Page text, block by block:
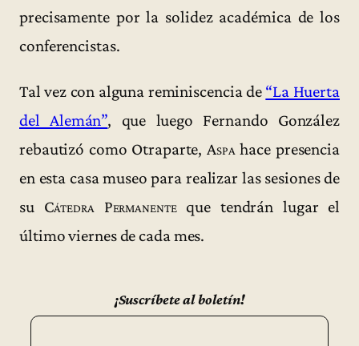
precisamente por la solidez académica de los
conferencistas.
Tal vez con alguna reminiscencia de “La Huerta
del Alemán”, que luego Fernando González
rebautizó como Otraparte,Aspahace presencia
en esta casa museo para realizar las sesiones de
su Cátedra Permanenteque tendrán lugar el
último viernes de cada mes.
¡Suscríbete al boletín!